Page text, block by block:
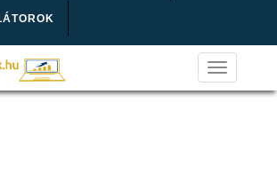
Toggle
navigation